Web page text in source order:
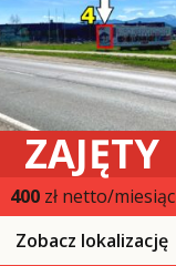
ZAJĘTY
400zł netto/miesiąc
Zobacz lokalizację